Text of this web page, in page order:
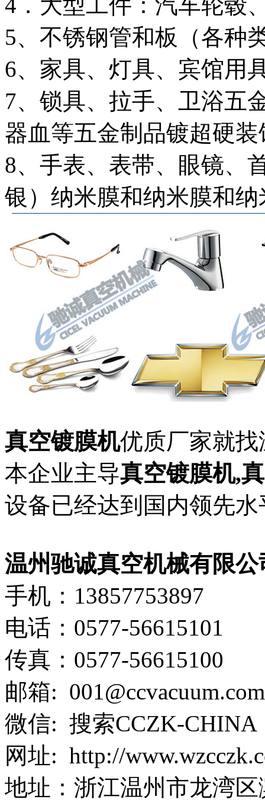
4．大型工件：汽车轮毂
5、不锈钢管和板（各种
6、家具、灯具、宾馆用
7、锁具、拉手、卫浴五
器血等五金制品镀超硬装
8、手表、表带、眼镜、
银）纳米膜和纳米膜和
真空镀膜机优质厂家就
本企业主导真空镀膜机,
设备已经达到国内领先水
温州驰诚真空机械有限公
手机：
电话：0577-56615101
传真：0577-56615100
邮箱: 001@ccvacuum.com
微信: 搜索CCZK-CHINA
网址: http://
地址：浙江温州市龙湾